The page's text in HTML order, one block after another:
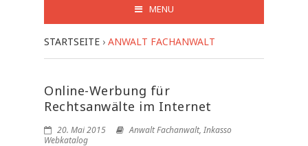
MENU
STARTSEITE › ANWALT FACHANWALT
Online-Werbung für
Rechtsanwälte im Internet
20. Mai 2015 Anwalt Fachanwalt, Inkasso
Webkatalog